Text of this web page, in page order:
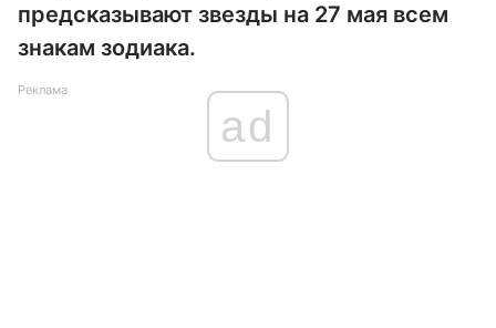
предсказывают звезды на 27 мая всем
знакам зодиака.
Реклама
ad